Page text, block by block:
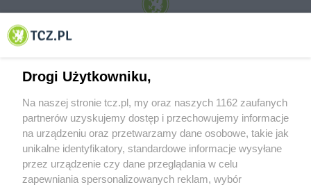
© 2001-2026 Tczew - TCZ.PL Sp. z o.o. Internetowy Serwis Informacyjny Miasta
O FIRMIE POLITYKA PRYWATNOŚCI HOSTING
Drogi Użytkowniku,
Na naszej stronie tcz.pl, my oraz naszych 1162 zaufanych
partnerów uzyskujemy dostęp i przechowujemy informacje
na urządzeniu oraz przetwarzamy dane osobowe, takie jak
unikalne identyfikatory, standardowe informacje wysyłane
przez urządzenie czy dane przeglądania w celu
zapewniania spersonalizowanych reklam, wybór